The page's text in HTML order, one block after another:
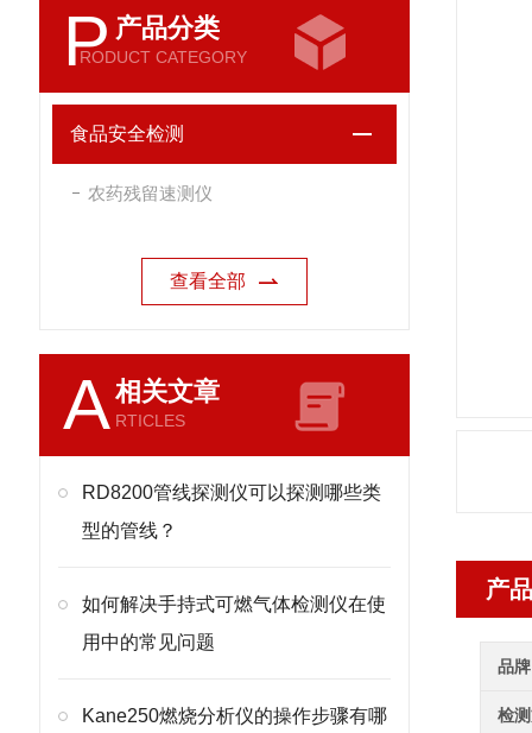
P 产品分类
RODUCT CATEGORY
食品安全检测
农药残留速测仪
查看全部
A相关文章
RTICLES
RD8200管线探测仪可以探测哪些类
型的管线？
如何解决手持式可燃气体检测仪在使
用中的常见问题
Kane250燃烧分析仪的操作步骤有哪
产
品牌
检